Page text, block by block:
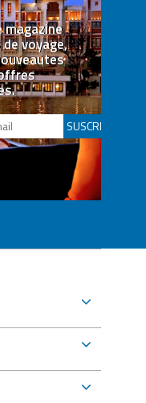
voyage,
SUSCRIBETE